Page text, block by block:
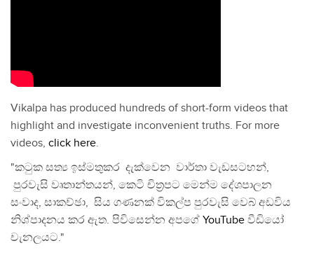
Vikalpa has produced hundreds of short-form videos that
highlight and investigate inconvenient truths. For more
videos, click here.
"කටුක සත්‍ය ඉස්මතුකර දැක්වෙන වාර්තා වැඩසටහන්,
පුරවැසි වෘතාන්තයන්, කෙටි චිත්‍රපට මෙන්ම දේශපාලන
සංවාද, සාකච්ඡා, සිය ගණනක් විකල්ප පුරවැසි වෙබ් අඩවිය
නිශ්පාදනය කර ඇත. පිවිසෙන්න අපගේ YouTube වීඩියෝ
චැනලයට."